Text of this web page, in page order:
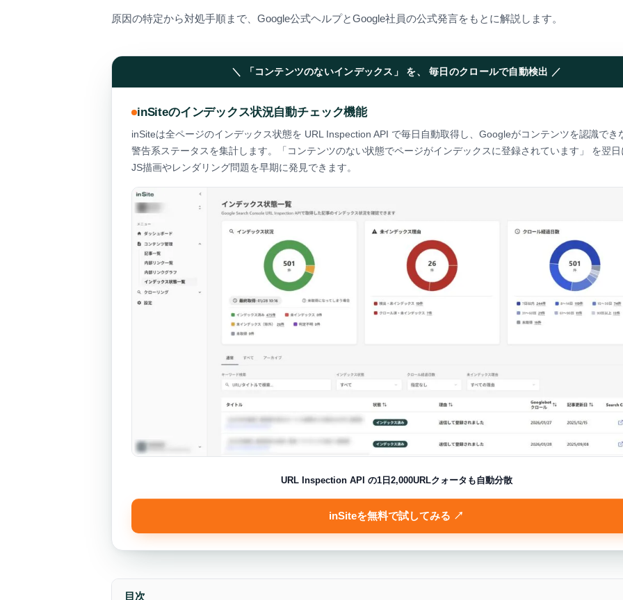
原因の特定から対処手順まで、Google公式ヘルプとGoogle社員の公式発言をもとに解説します。
＼ 「コンテンツのないインデックス」 を、 毎日のクロールで自動検出 ／
inSiteのインデックス状況自動チェック機能
inSiteは全ページのインデックス状態を URL Inspection API で毎日自動取得し、Googleがコンテンツを認識でき
警告系ステータスを集計します。「コンテンツのない状態でページがインデックスに登録されています」 を翌
JS描画やレンダリング問題を早期に発見できます。
URL Inspection API の1日2,000URLクォータも自動分散
inSiteを無料で試してみる ↗
目次